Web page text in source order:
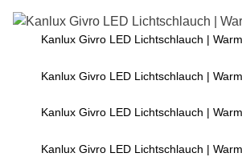
Kanlux Givro LED Lichtschlauch |
Kanlux Givro LED Lichtschlauch |
Kanlux Givro LED Lichtschlauch |
Kanlux Givro LED Lichtschlauch |